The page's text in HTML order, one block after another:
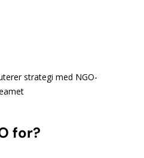
strategi med NGO-
for?